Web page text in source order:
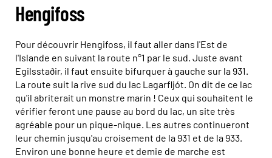
Hengifoss
Pour découvrir Hengifoss, il faut aller dans l'Est de
l'Islande en suivant la route n°1 par le sud. Juste avant
Egilsstaðir, il faut ensuite bifurquer à gauche sur la 931.
La route suit la rive sud du lac Lagarfljót. On dit de ce lac
qu'il abriterait un monstre marin ! Ceux qui souhaitent le
vérifier feront une pause au bord du lac, un site très
agréable pour un pique-nique. Les autres continueront
leur chemin jusqu'au croisement de la 931 et de la 933.
Environ une bonne heure et demie de marche est